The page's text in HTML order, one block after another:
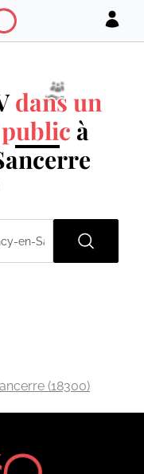
dans un
à
(18300)